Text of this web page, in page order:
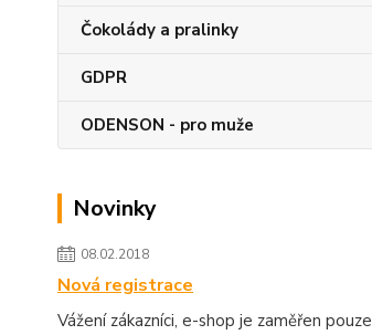
Čokolády a pralinky
GDPR
ODENSON - pro muže
Novinky
08.02.2018
Nová registrace
Vážení zákazníci, e-shop je zaměřen pouze